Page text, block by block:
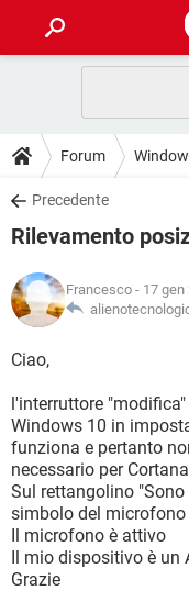
INTRATTENIMENTO
iOS
INSTAGRAM
TIKTOK
HARDWARE
GUIDE
COVID-19
INSTAGRAM
TIKTOK
HARDWARE
DOWNLOAD
COVID-19
INTRATTENIMENTO
iOS
INSTAGRAM
HARDWARE
COVID-19
INTRATTENIMENTO
iOS
INSTAGRAM
TIKTOK
HARDWARE
GLOSSARIO
COVID-19
iOS
INSTAGRAM
TIKTOK
HARDWARE
Forum
Precedente
Rilevamento
Francesco - 17 gen
Ciao,
l'interruttore
Windows 10 in
funziona e pertanto
necessario per
Sul rettangolino
simbolo del microfono
Il microfono è attivo
Il mio dispositivo è un
Grazie